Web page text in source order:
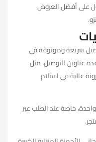
على أفضل العروض
سريعة وموثوقة في
عناوين للتوصيل، مثل
عالية في استلام
خاصة عند الطلب عبر